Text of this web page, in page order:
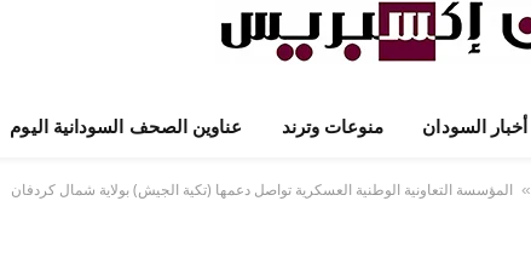
أخبار السودان منوعات وترند عناوين الصحف السودانية اليوم
» المؤسسة التعاونية الوطنية العسكرية تواصل دعمها (تكية الجيش) بولاية شمال كردفان